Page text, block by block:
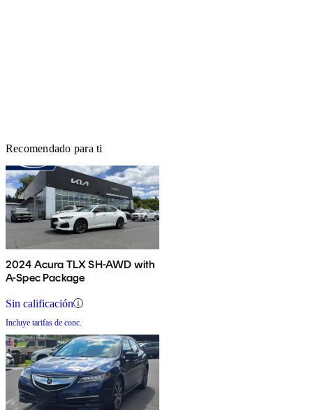
Recomendado para ti
2024 Acura TLX SH-AWD with
A-Spec Package
Sin calificación
Incluye tarifas de conc.